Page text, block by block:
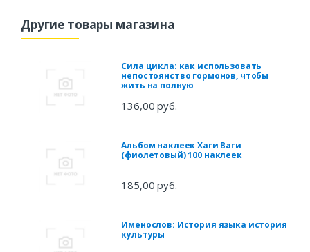
Другие товары магазина
Сила цикла: как использовать
непостоянство гормонов, чтобы
жить на полную
136,00 руб.
Альбом наклеек Хаги Ваги
(фиолетовый) 100 наклеек
185,00 руб.
Именослов: История языка история
культуры